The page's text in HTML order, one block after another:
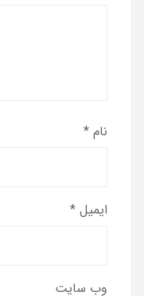
نام *
ایمیل *
وب‌ سایت